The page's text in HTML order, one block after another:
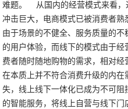
难题。
从国内的经营模式来看，
冲击巨大，电商模式已被消费者
由于场景的不健全、服务质量的
的用户体验，而线下的模式由于
费者随时随地购物的需求，相对经
在本质上并不符合消费升级的内
失，线上线下一体化已成为不可
的智能服务，将线上自营与线下门